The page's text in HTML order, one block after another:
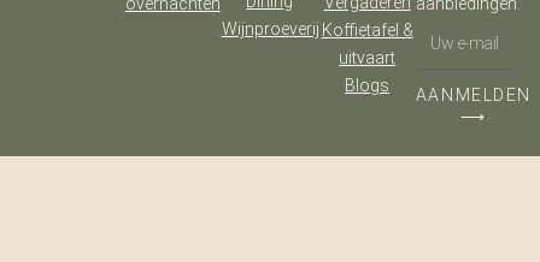
Wijnproeverij Koffietafel &
uitvaart
Blogs
AANMELDEN
⟶